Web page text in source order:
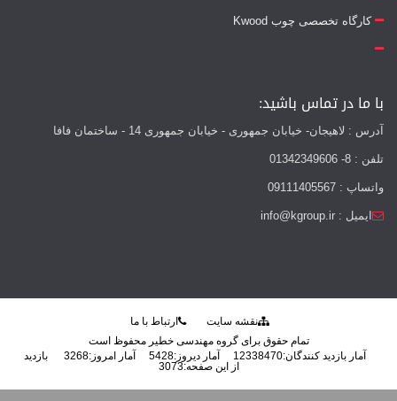
کارگاه تخصصی چوب Kwood
با ما در تماس باشید:
آدرس : لاهیجان- خیابان جمهوری - خیابان جمهوری 14 - ساختمان فافا
تلفن : 8- 01342349606
واتساپ : 09111405567
ایمیل : info@kgroup.ir
نقشه سایت
ارتباط با ما
تمام حقوق برای گروه مهندسی خطیر محفوظ است
آمار بازدید کنندگان:12338470 آمار دیروز:5428 آمار امروز:3268 بازدید
از این صفحه:3073